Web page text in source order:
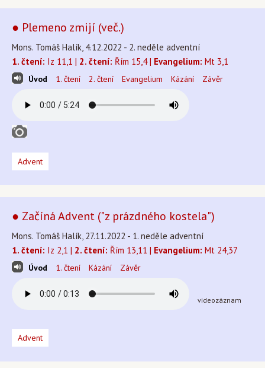
● Plemeno zmijí (več.)
Mons. Tomáš Halík, 4.12.2022 - 2. neděle adventní
1. čtení: Iz 11,1 | 2. čtení: Řím 15,4 | Evangelium: Mt 3,1
Úvod 1. čtení 2. čtení Evangelium Kázání Závěr
Advent
● Začíná Advent ("z prázdného kostela")
Mons. Tomáš Halík, 27.11.2022 - 1. neděle adventní
1. čtení: Iz 2,1 | 2. čtení: Řím 13,11 | Evangelium: Mt 24,37
Úvod 1. čtení Kázání Závěr
videozáznam
Advent